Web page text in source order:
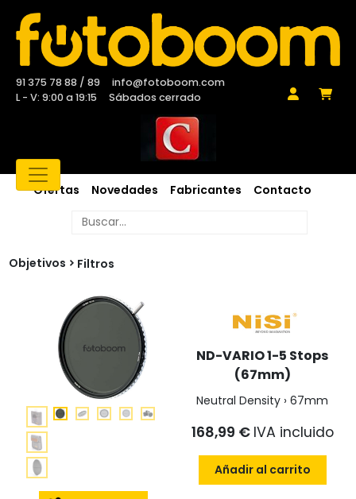
91 375 78 88 / 89
info@fotoboom.com
L - V: 9:00 a 19:15
Sábados cerrado
Ofertas Novedades Fabricantes Contacto
Objetivos Filtros
ND-VARIO 1-5 Stops
(67mm)
Neutral Density › 67mm
168,99 € IVA incluido
Añadir al carrito